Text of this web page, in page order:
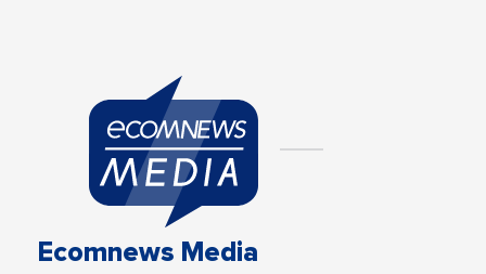
Ecomnews Media